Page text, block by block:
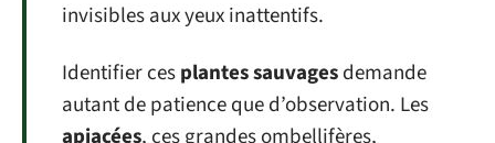
invisibles aux yeux inattentifs.
Identifier cesplantes sauvagesdemande
autant de patience que d’observation. Les
apiacées, ces grandes ombellifères,